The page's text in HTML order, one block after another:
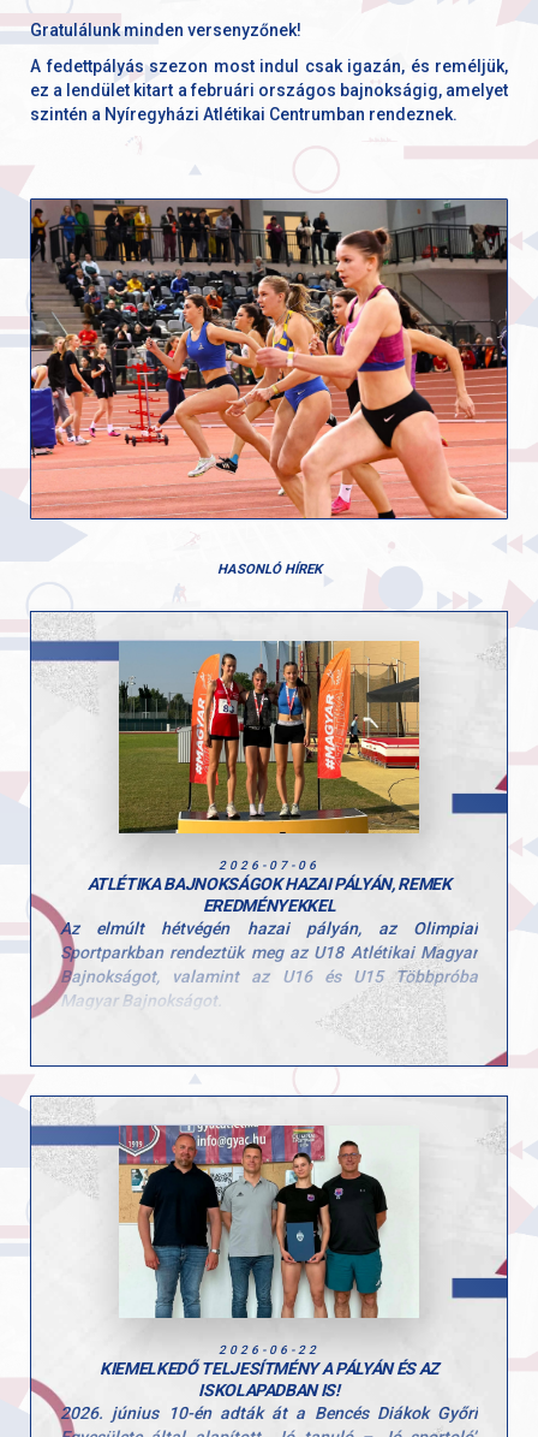
Gratulálunk minden versenyzőnek!
A fedettpályás szezon most indul csak igazán, és reméljük,
ez a lendület kitart a februári országos bajnokságig, amelyet
szintén a Nyíregyházi Atlétikai Centrumban rendeznek.
HASONLÓ HÍREK
2026-07-06
ATLÉTIKA BAJNOKSÁGOK HAZAI PÁLYÁN, REMEK
EREDMÉNYEKKEL
Az elmúlt hétvégén hazai pályán, az Olimpiai
Sportparkban rendeztük meg az U18 Atlétikai Magyar
Bajnokságot, valamint az U16 és U15 Többpróba
Magyar Bajnokságot.
A rendkívüli hőség komoly kihívás elé állította a
mezőnyt, de a GYAC atlétái fantasztikus
teljesítménnyel zárták a háromnapos versenyt.
A hivatalos éremtáblázaton az előkelő 2. helyen
végeztünk, összesen 7 éremmel: 3 arany-, 2 ezüst- és 2
bronzéremmel.
Magyar bajnokaink:
Fekete Sára – 1500 m és 3000 m
Sipos Veronika – 400 m gát
Ezüstérmeseink:
Holczer Anett – 100 m gát
Horváth Márton Ferenc – rúdugrás
Bronzérmeseink:
2026-06-22
KIEMELKEDŐ TELJESÍTMÉNY A PÁLYÁN ÉS AZ
ISKOLAPADBAN IS!
2026. június 10-én adták át a Bencés Diákok Győri